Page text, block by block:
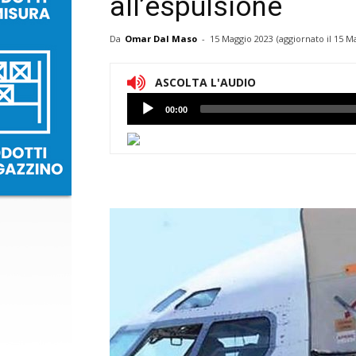
all’espulsione
Da Omar Dal Maso - 15 Maggio 2023 (aggiornato il 15
ASCOLTA L'AUDIO
Lettore
Audio
00:00